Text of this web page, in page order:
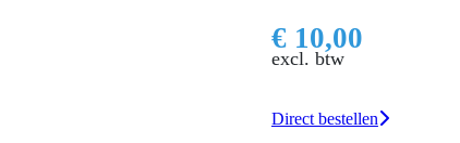
€ 10,00
excl. btw
Direct bestellen